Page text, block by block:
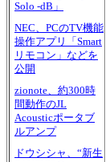
Solo -dB」
NEC、PCのTV機能
操作アプリ「Smart
リモコン」などを
公開
zionote、約300時
間動作のJL
Acousticポータブ
ルアンプ
ドウシシャ、“新生